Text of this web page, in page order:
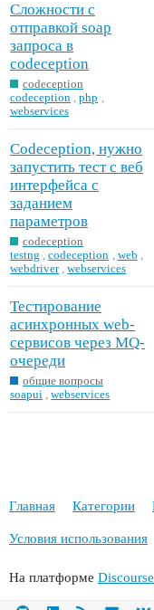
Сложности с
отправкой soap
запроса в
codeception
codeception
codeception
,php
webservices
Codeception, нужно
запустить тест с веб
интерфейса с
заданием
параметров
codeception
testng
,codeception web
webdriver ,webservices
Тестирование
асинхронных web-
сервисов через MQ-
очереди
общие вопросы
soapui
,webservices
Главная Категории
Условия использования
На платформе Discourse